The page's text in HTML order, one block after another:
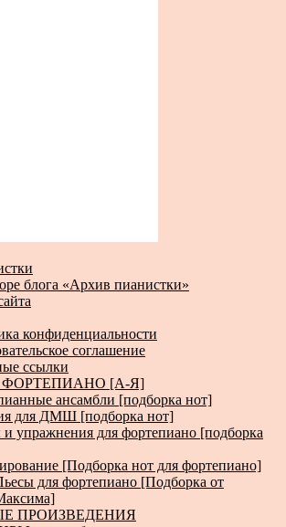
блога «Архив пианистки»
конфиденциальности
соглашение
ссылки
[А-Я]
ансамбли [подборка нот]
для ДМШ [подборка нот]
упражнения для фортепиано [подборка
[Подборка нот для фортепиано]
для фортепиано [Подборка от
ПРОИЗВЕДЕНИЯ